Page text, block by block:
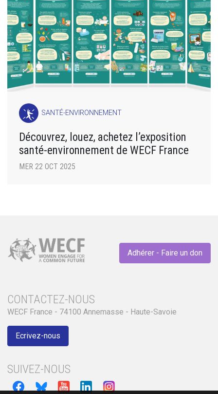
SANTÉ-ENVIRONNEMENT
Découvrez, louez, achetez l’exposition
santé-environnement de WECF France
MER 22 OCT 2025
Adhérer - Faire un don
CONTACTEZ-NOUS
WECF France - 74100 Annemasse - Haute-Savoie
Ecrivez-nous
SUIVEZ-NOUS